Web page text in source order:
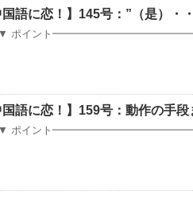
国語に恋！】145号：”（是）・
ポイント
国語に恋！】159号：動作の手
ポイント